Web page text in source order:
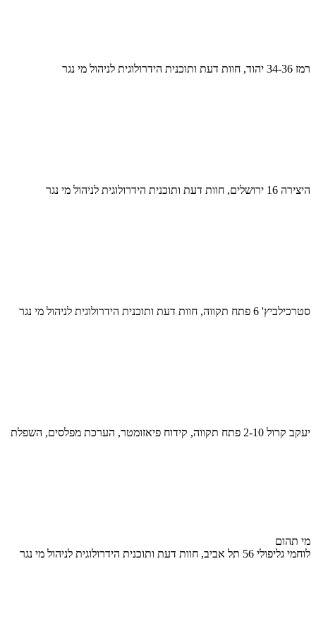
רמז 34-36 יהוד, חוות דעת ותוכנית הידרולוגית לניהול מי נגר
היצירה 16 ירושלים, חוות דעת ותוכנית הידרולוגית לניהול מי נגר
סטרכילביץ' 6 פתח תקווה, חוות דעת ותוכנית הידרולוגית לניהול מי נגר
יעקב קרול 2-10 פתח תקווה, קידוח פיאזומטר, הערכת מפלסים, השפלת
מי תהום
לוחמי גליפולי 56 תל אביב, חוות דעת ותוכנית הידרולוגית לניהול מי נגר